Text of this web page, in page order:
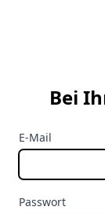
Bei
E-Mail
Passwort